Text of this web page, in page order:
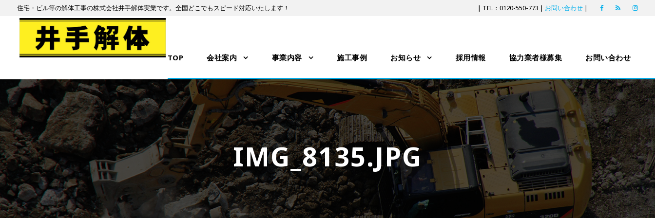
住宅・ビル等の解体工事の株式会社井手解体実業です。全国どこでもスピード対応いたします！ | TEL：0120-550-773 | お問い合わせ |
TOP 会社案内 事業内容 施工事例 お知らせ 採用情報 協力業者様募集 お問い合わせ
IMG_8135.JPG